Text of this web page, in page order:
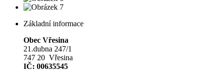
Základní informace
Obec Vřesina
21.dubna 247/1
747 20 Vřesina
IČ: 00635545